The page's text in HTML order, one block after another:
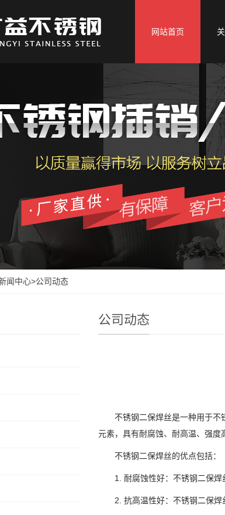
网站首页
闻中心>公司动态
公司动态
不锈钢二保焊丝是一种用于不锈
元素，具有耐腐蚀、耐高温、强度
不锈钢二保焊丝的优点包括：
1. 耐腐蚀性好：不锈钢二保焊丝
2. 抗高温性好：不锈钢二保焊丝